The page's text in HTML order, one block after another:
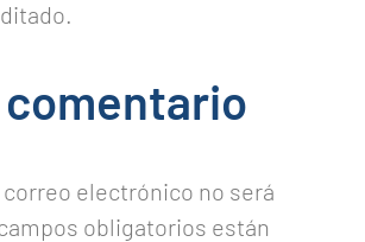
comentario
electrónico no será
obligatorios están